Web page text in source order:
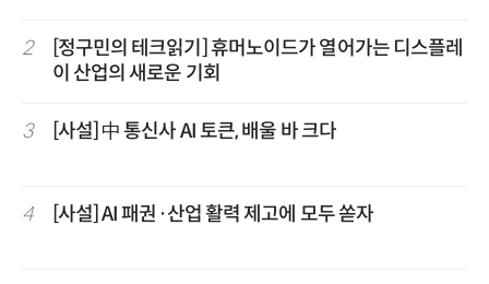
2
[정구민의 테크읽기] 휴머노이드가 열어가는 디스플레
이 산업의 새로운 기회
3 [사설] 中 통신사 AI 토큰, 배울 바 크다
4 [사설] AI 패권·산업 활력 제고에 모두 쏟자